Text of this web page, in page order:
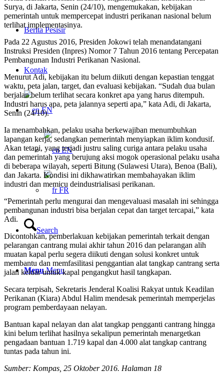
Berita Pesisir
Kontak
EN
EN
FR
Search
Menu Menu
Surya, di Jakarta, Senin (24/10), mengemukakan, kebijakan
pemerintah untuk mempercepat industri perikanan nasional belum
terlihat implementasinya.
Pada 22 Agustus 2016, Presiden Jokowi telah menandatangani
Instruksi Presiden (Inpres) Nomor 7 Tahun 2016 tentang Percepatan
Pembangunan Industri Perikanan Nasional.
Menurut Adi, kebijakan itu belum diikuti dengan kepastian tenggat
waktu, peta jalan, target, dan evaluasi kebijakan. “Sudah dua bulan
berjalan belum terlihat secara konkret apa yang harus ditempuh.
Industri harus apa, peta jalannya seperti apa,” kata Adi, di Jakarta,
Senin (24/10).
Ia menambahkan, pelaku usaha berkewajiban menumbuhkan
lapangan kerja, sedangkan pemerintah menyiapkan iklim kondusif.
Akan tetapi, yang terjadi justru saling curiga antara pelaku usaha
dan pemerintah yang berujung aksi mogok operasional pelaku usaha
di beberapa wilayah, seperti Bitung (Sulawesi Utara), Benoa (Bali),
dan Jakarta. Kondisi ini dikhawatirkan membahayakan iklim
industri dan memicu deindustrialisasi perikanan.
“Pemerintah perlu mengurai dan mengevaluasi masalah ini sehingga
pembangunan industri bisa berjalan cepat dan target tercapai,” kata
Adi.
Dicontohkan, pemberlakuan kebijakan pemerintah terkait dengan
pelarangan cantrang mulai akhir tahun 2016 dan pelarangan alih
muatan kapal perlu segera diikuti dengan solusi konkret untuk
membantu dan memfasilitasi penggantian alat tangkap cantrang serta
jalan keluar untuk kapal pengangkut hasil tangkapan.
Secara terpisah, Sekretaris Jenderal Koalisi Rakyat untuk Keadilan
Perikanan (Kiara) Abdul Halim mendesak pemerintah memperjelas
program pemberdayaan nelayan.
Bantuan kapal nelayan dan alat tangkap pengganti cantrang hingga
kini belum terlihat hasilnya sekalipun pemerintah menargetkan
pengadaan bantuan 1.719 kapal dan 4.000 alat tangkap cantrang
tuntas pada tahun ini.
Sumber: Kompas, 25 Oktober 2016. Halaman 18